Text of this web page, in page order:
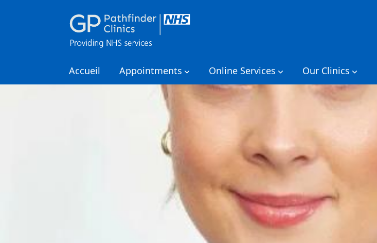
Accueil Appointments Online Services Our Clinics